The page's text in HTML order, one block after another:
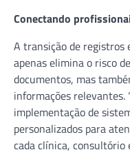
Conectando
A transição de registros
apenas elimina o risco
documentos, mas
informações relevantes.
implementação de
personalizados para
cada clínica, consultório